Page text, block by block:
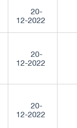
20-
12-2022
20-
12-2022
20-
12-2022